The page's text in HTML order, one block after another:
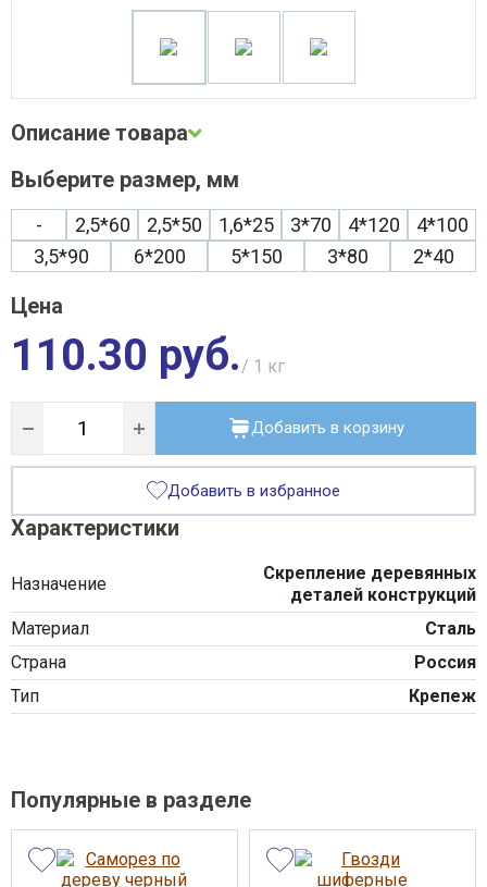
Описание товара
Описание и фото товара, технические характеристики, габариты,
и паспорта носят справочный характер и основываются на последних
доступных сведениях от производителя. Производитель оставляет
за собой право изменить параметры без предварительного
уведомления продавца. Предложение не является публичной
офертой.
Выберите размер, мм
- 2,5*60 2,5*50 1,6*25 3*70 4*120
4*100
3,5*90
6*200 5*150 3*80 2*40
Цена
110.30 руб./ 1 кг
Добавить в корзину
Добавить в избранное
Характеристики
Назначение
Скрепление деревянных
деталей конструкций
Материал
Сталь
Страна
Россия
Тип
Крепеж
Популярные в разделе